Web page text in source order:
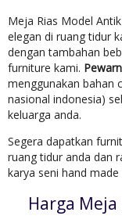
Meja Rias Model
elegan di ruang tidur
dengan tambahan
furniture kami.
menggunakan bahan
nasional indonesia)
keluarga anda.
Segera dapatkan
ruang tidur anda dan
karya seni hand
Harga